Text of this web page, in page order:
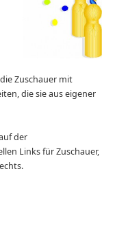
Zuschauer mit
die sie aus eigener
der
Links für Zuschauer,